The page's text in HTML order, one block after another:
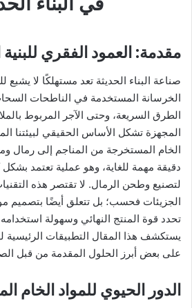
مقدمة: العمود الفقري للبنية
صناعة البناء الحديثة تعد مستهلكًا لا يشبع
الخرسانة المستخدمة في الناطحات
الطرق السريعة، وحتى الآجر المربوط
المجهزة تشكل الأساس الحقيقي لبيئتنا
الخام المستخرجة من المناجم إلى رمال
دقيقة مهمة للغاية، وهو عملية تعتمد
لتصنيع وطحن الرمال. لا تقتصر هذه
الجزيئات فحسب؛ بل تتعلق أيضًا بتصميم
تحدد قوة المنتج النهائي وسهولة
يستكشف هذا المقال التطبيقات الرئيسية
على بعض أبرز الحلول المقدمة من قبل
الدور الحيوي للمواد الخام